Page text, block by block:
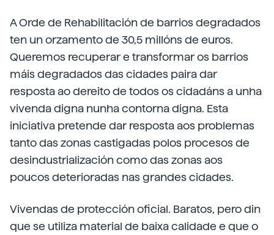
A Orde de Rehabilitación de barrios degradados
ten un orzamento de 30,5 millóns de euros.
Queremos recuperar e transformar os barrios
máis degradados das cidades paira dar
resposta ao dereito de todos os cidadáns a unha
vivenda digna nunha contorna digna. Esta
iniciativa pretende dar resposta aos problemas
tanto das zonas castigadas polos procesos de
desindustrialización como das zonas aos
poucos deterioradas nas grandes cidades.
Vivendas de protección oficial. Baratos, pero din
que se utiliza material de baixa calidade e que o